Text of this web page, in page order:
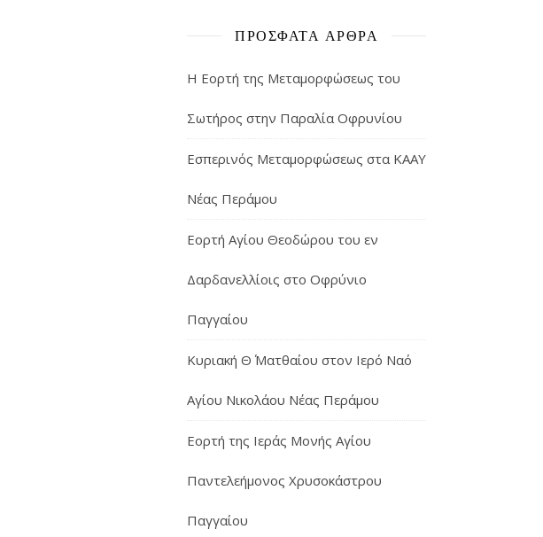
ΠΡΌΣΦΑΤΑ ΆΡΘΡΑ
Η Εορτή της Μεταμορφώσεως του
Σωτήρος στην Παραλία Οφρυνίου
Εσπερινός Μεταμορφώσεως στα ΚΑΑΥ
Νέας Περάμου
Εορτή Αγίου Θεοδώρου του εν
Δαρδανελλίοις στο Οφρύνιο
Παγγαίου
Κυριακή Θ΄ Ματθαίου στον Ιερό Ναό
Αγίου Νικολάου Νέας Περάμου
Εορτή της Ιεράς Μονής Αγίου
Παντελεήμονος Χρυσοκάστρου
Παγγαίου